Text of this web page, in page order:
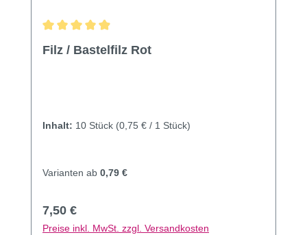
Filz / Bastelfilz Rot
Inhalt: 10 Stück (0,75 € / 1 Stück)
Varianten ab 0,79 €
Regulärer Preis:
7,50 €
Preise inkl. MwSt. zzgl. Versandkosten